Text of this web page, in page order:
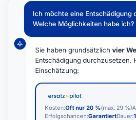
Ich möchte eine Entschädigung
Welche Möglichkeiten habe ich?
Sie haben grundsätzlich vier
Entschädigung durchzusetzen.
Einschätzung:
Kosten:Oft nur 20 %(max. 29 %)
Erfolgschancen:GarantiertDauer: